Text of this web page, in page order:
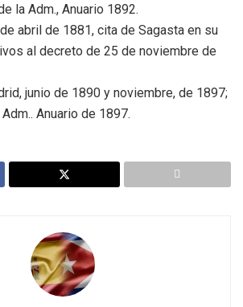
la Adm., Anuario 1892.
abril de 1881, cita de Sagasta en su
al decreto de 25 de noviembre de
junio de 1890 y noviembre, de 1897;
Anuario de 1897.